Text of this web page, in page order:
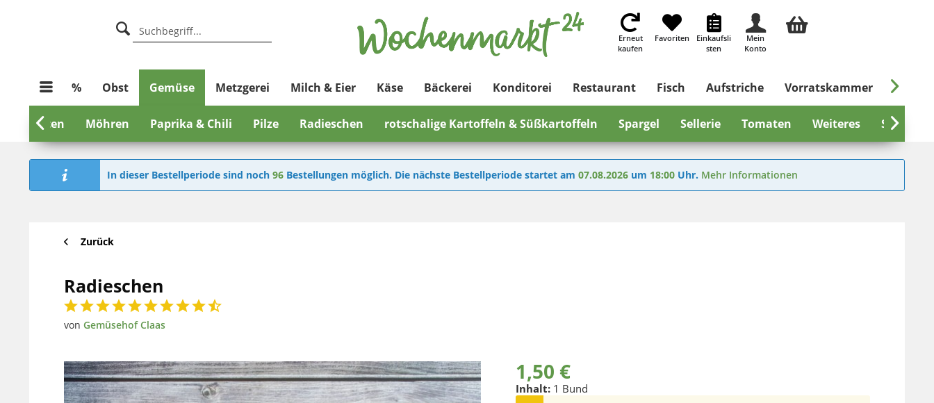
Erneut
kaufen
Favoriten
Einkaufsli
sten
Mein
Konto
% Obst Gemüse Metzgerei Milch & Eier Käse Bäckerei Konditorei Restaurant Fisch Aufstriche Vorratskammer Süßes
Möhren Paprika & Chili Pilze Radieschen rotschalige Kartoffeln & Süßkartoffeln Spargel Sellerie Tomaten Weiteres Salat &
 

In dieser Bestellperiode sind noch 96 Bestellungen möglich. Die nächste Bestellperiode startet am 07.08.2026 um 18:00 Uhr. Mehr Informationen
Zurück
Radieschen
von Gemüsehof Claas
1,50 €
Inhalt: 1 Bund